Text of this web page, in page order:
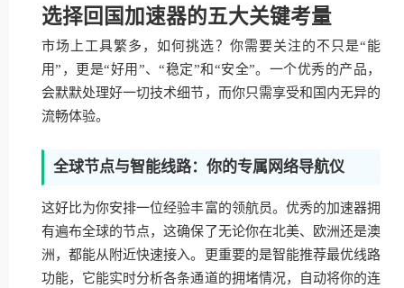
选择回国加速器的五大关键考量
市场上工具繁多，如何挑选？你需要关注的不只是“能
用”，更是“好用”、“稳定”和“安全”。一个优秀的产品，
会默默处理好一切技术细节，而你只需享受和国内无异的
流畅体验。
全球节点与智能线路：你的专属网络导航仪
这好比为你安排一位经验丰富的领航员。优秀的加速器拥
有遍布全球的节点，这确保了无论你在北美、欧洲还是澳
洲，都能从附近快速接入。更重要的是智能推荐最优线路
功能，它能实时分析各条通道的拥堵情况，自动将你的连